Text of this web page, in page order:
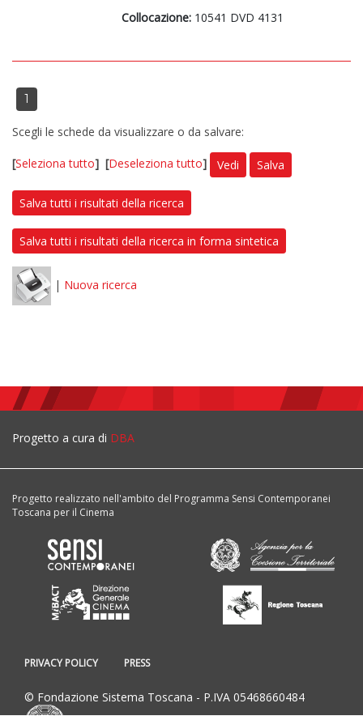
Collocazione: 10541 DVD 4131
1
Scegli le schede da visualizzare o da salvare:
[Seleziona tutto] [Deseleziona tutto] Vedi Salva
Salva tutti i risultati della ricerca
Salva tutti i risultati della ricerca in forma sintetica
| Nuova ricerca
Progetto a cura di DBA
Progetto realizzato nell'ambito del Programma Sensi Contemporanei
Toscana per il Cinema
PRIVACY POLICY PRESS
© Fondazione Sistema Toscana - P.IVA 05468660484